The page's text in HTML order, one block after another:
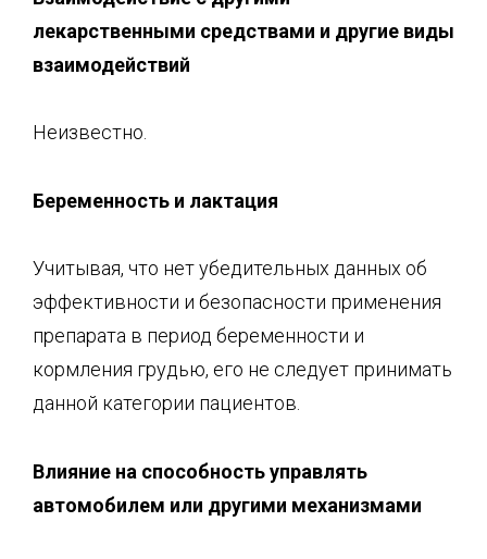
лекарственными средствами и другие виды
взаимодействий
Неизвестно.
Беременность и лактация
Учитывая, что нет убедительных данных об
эффективности и безопасности применения
препарата в период беременности и
кормления грудью, его не следует принимать
данной категории пациентов.
Влияние на способность управлять
автомобилем или другими механизмами